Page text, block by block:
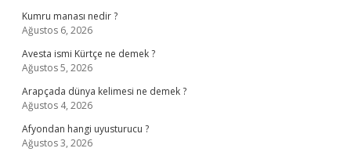
Kumru manası nedir ?
Ağustos 6, 2026
Avesta ismi Kürtçe ne demek ?
Ağustos 5, 2026
Arapçada dünya kelimesi ne demek ?
Ağustos 4, 2026
Afyondan hangi uyusturucu ?
Ağustos 3, 2026